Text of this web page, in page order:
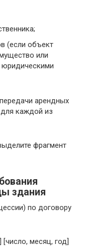
(если объект
или
арендных
каждой из
фрагмент
здания
по договору
[число, месяц, год]